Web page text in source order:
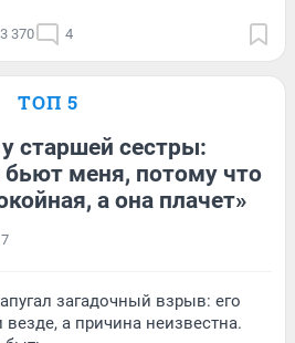
3 370 4
ТОП 5
старшей сестры:
бьют меня, потому что
а она плачет»
загадочный взрыв: его
а причина неизвестна.